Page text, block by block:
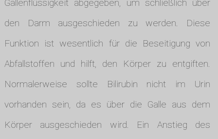
Gallenflüssigkeit abgegeben, um schließlich über
den Darm ausgeschieden zu werden. Diese
Funktion ist wesentlich für die Beseitigung von
Abfallstoffen und hilft, den Körper zu entgiften.
Normalerweise sollte Bilirubin nicht im Urin
vorhanden sein, da es über die Galle aus dem
Körper ausgeschieden wird. Ein Anstieg des